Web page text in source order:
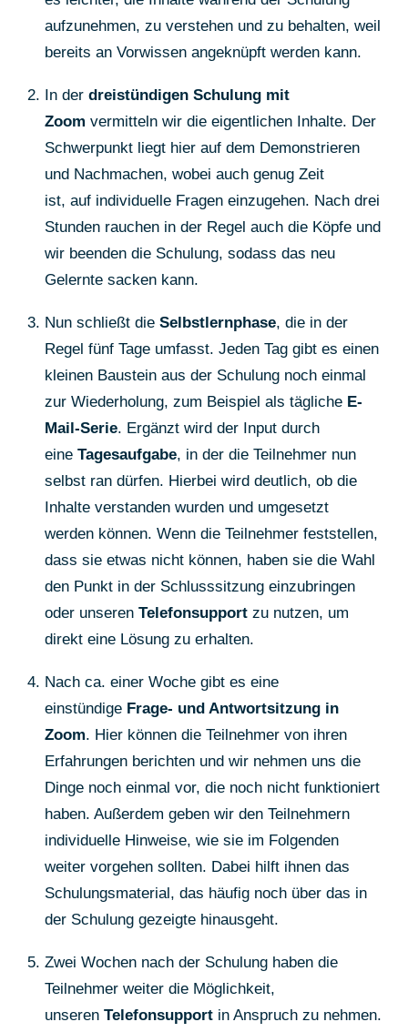
aufzunehmen, zu verstehen und zu behalten, weil
bereits an Vorwissen angeknüpft werden kann.
In der dreistündigen Schulung mit
Zoom vermitteln wir die eigentlichen Inhalte. Der
Schwerpunkt liegt hier auf dem Demonstrieren
und Nachmachen, wobei auch genug Zeit
ist, auf individuelle Fragen einzugehen. Nach drei
Stunden rauchen in der Regel auch die Köpfe und
wir beenden die Schulung, sodass das neu
Gelernte sacken kann.
Nun schließt die Selbstlernphase, die in der
Regel fünf Tage umfasst. Jeden Tag gibt es einen
kleinen Baustein aus der Schulung noch einmal
zur Wiederholung, zum Beispiel als tägliche E-
Mail-Serie. Ergänzt wird der Input durch
eine Tagesaufgabe, in der die Teilnehmer nun
selbst ran dürfen. Hierbei wird deutlich, ob die
Inhalte verstanden wurden und umgesetzt
werden können. Wenn die Teilnehmer feststellen,
dass sie etwas nicht können, haben sie die Wahl
den Punkt in der Schlusssitzung einzubringen
oder unseren Telefonsupport zu nutzen, um
direkt eine Lösung zu erhalten.
Nach ca. einer Woche gibt es eine
einstündige Frage- und Antwortsitzung in
Zoom. Hier können die Teilnehmer von ihren
Erfahrungen berichten und wir nehmen uns die
Dinge noch einmal vor, die noch nicht funktioniert
haben. Außerdem geben wir den Teilnehmern
individuelle Hinweise, wie sie im Folgenden
weiter vorgehen sollten. Dabei hilft ihnen das
Schulungsmaterial, das häufig noch über das in
der Schulung gezeigte hinausgeht.
Zwei Wochen nach der Schulung haben die
Teilnehmer weiter die Möglichkeit,
unseren Telefonsupport in Anspruch zu nehmen.